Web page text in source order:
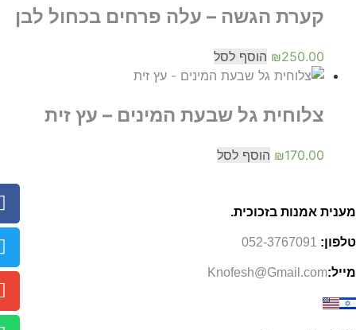
קערת הגשה – עלה פרחים בכחול לבן
₪250.00 הוסף לסל
צלוחית גל שבעת המינים – עץ זית
₪170.00 הוסף לסל
מענית אמנות בזכוכית.
טלפון: 052-3767091
מייל:Knofesh@Gmail.com